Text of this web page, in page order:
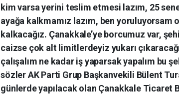
kim varsa yerini teslim etmesi lazım, 25
ayağa kalkmamız lazım, ben yoruluyorsam
kalkacağız. Çanakkale’ye borcumuz var,
caizse çok alt limitlerdeyiz yukarı
çalışalım ne kadar iş yaparsak yapalım bu
sözler AK Parti Grup Başkanvekili Bülent
günlerde yapılacak olan Çanakkale Ticaret